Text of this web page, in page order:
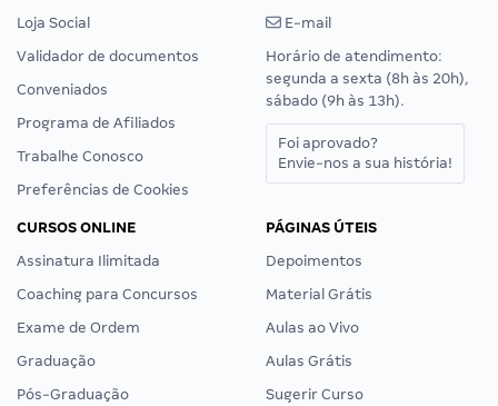
Loja Social
Validador de documentos
Conveniados
Programa de Afiliados
Trabalhe Conosco
Preferências de Cookies
E-mail
Horário de atendimento:
segunda a sexta (8h às 20h),
sábado (9h às 13h).
Foi aprovado?
Envie-nos a sua história!
CURSOS ONLINE
Assinatura Ilimitada
Coaching para Concursos
Exame de Ordem
Graduação
Pós-Graduação
PÁGINAS ÚTEIS
Depoimentos
Material Grátis
Aulas ao Vivo
Aulas Grátis
Sugerir Curso